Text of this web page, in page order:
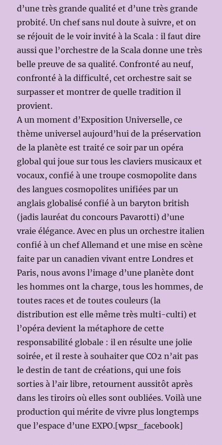
d’une très grande qualité et d’une très grande
probité. Un chef sans nul doute à suivre, et on
se réjouit de le voir invité à la Scala : il faut dire
aussi que l’orchestre de la Scala donne une très
belle preuve de sa qualité. Confronté au neuf,
confronté à la difficulté, cet orchestre sait se
surpasser et montrer de quelle tradition il
provient.
A un moment d’Exposition Universelle, ce
thème universel aujourd’hui de la préservation
de la planète est traité ce soir par un opéra
global qui joue sur tous les claviers musicaux et
vocaux, confié à une troupe cosmopolite dans
des langues cosmopolites unifiées par un
anglais globalisé confié à un baryton british
(jadis lauréat du concours Pavarotti) d’une
vraie élégance. Avec en plus un orchestre italien
confié à un chef Allemand et une mise en scène
faite par un canadien vivant entre Londres et
Paris, nous avons l’image d’une planète dont
les hommes ont la charge, tous les hommes, de
toutes races et de toutes couleurs (la
distribution est elle même très multi-culti) et
l’opéra devient la métaphore de cette
responsabilité globale : il en résulte une jolie
soirée, et il reste à souhaiter que CO2 n’ait pas
le destin de tant de créations, qui une fois
sorties à l’air libre, retournent aussitôt après
dans les tiroirs où elles sont oubliées. Voilà une
production qui mérite de vivre plus longtemps
que l’espace d’une EXPO.[wpsr_facebook]